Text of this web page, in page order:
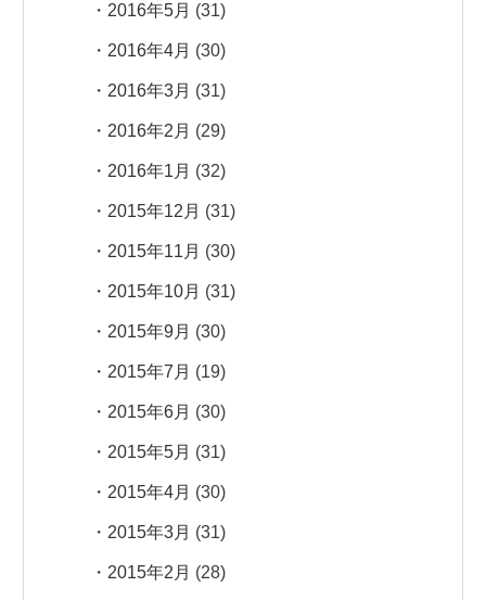
2016年5月 (31)
2016年4月 (30)
2016年3月 (31)
2016年2月 (29)
2016年1月 (32)
2015年12月 (31)
2015年11月 (30)
2015年10月 (31)
2015年9月 (30)
2015年7月 (19)
2015年6月 (30)
2015年5月 (31)
2015年4月 (30)
2015年3月 (31)
2015年2月 (28)